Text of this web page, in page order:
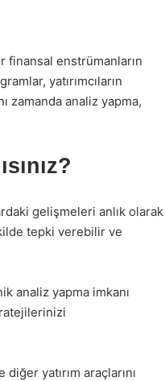
finansal enstrümanların
yatırımcıların
zamanda analiz yapma,
gelişmeleri anlık olarak
tepki verebilir ve
analiz yapma imkanı
yatırım araçlarını